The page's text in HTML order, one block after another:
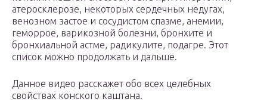
атеросклерозе, некоторых сердечных недугах,
венозном застое и сосудистом спазме, анемии,
геморрое, варикозной болезни, бронхите и
бронхиальной астме, радикулите, подагре. Этот
список можно продолжать и дальше.
Данное видео расскажет обо всех целебных
свойствах конского каштана.